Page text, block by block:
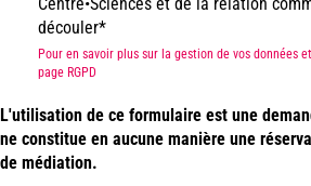
découler
Pour en savoir plus sur la gestion de vos données
page RGPD
L'utilisation de ce formulaire est une
ne constitue en aucune manière une
de médiation.